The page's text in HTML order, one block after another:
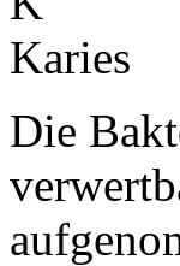
Karies
Die